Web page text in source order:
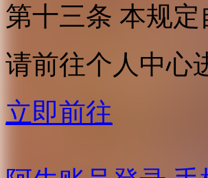
第十三条 本规定
请前往个人中心
立即前往